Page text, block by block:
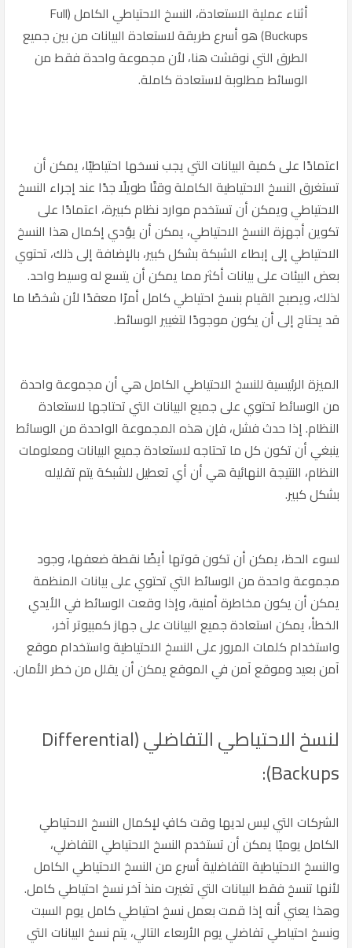
أثناء عملية الاستعادة، النسخ الاحتياطي الكامل (Full
Buckups) هو أسرع طريقة لاستعادة البيانات من بين جميع
الطرق التي نوقشت هنا، لأن مجموعة واحدة فقط من
الوسائط مطلوبة لاستعادة كاملة.
اعتمادًا على كمية البيانات التي يجب نسخها احتياطيًا، يمكن أن
تستغرق النسخ الاحتياطية الكاملة وقتًا طويلًا جدًا عند إجراء النسخ
الاحتياطي ويمكن أن تستخدم موارد نظام كبيرة، اعتمادًا على
تكوين أجهزة النسخ الاحتياطي، يمكن أن يؤدي إكمال هذا النسخ
الاحتياطي إلى إبطاء الشبكة بشكل كبير، بالإضافة إلى ذلك، تحتوي
بعض البيئات على بيانات أكثر مما يمكن أن يتسع له وسيط واحد.
لذلك، ويصبح القيام بنسخ احتياطي كامل أمرًا معقدًا لأن شخصًا ما
قد يحتاج إلى أن يكون موجودًا لتغيير الوسائط.
الميزة الرئيسية للنسخ الاحتياطي الكامل هي أن مجموعة واحدة
من الوسائط تحتوي على جميع البيانات التي تحتاجها لاستعادة
النظام. إذا حدث فشل، فإن هذه المجموعة الواحدة من الوسائط
ينبغي أن تكون كل ما تحتاجه لاستعادة جميع البيانات ومعلومات
النظام، النتيجة النهائية هي أن أي تعطيل للشبكة يتم تقليله
بشكل كبير.
لسوء الحظ، يمكن أن تكون قوتها أيضًا نقطة ضعفها، وجود
مجموعة واحدة من الوسائط التي تحتوي على بيانات المنظمة
يمكن أن يكون مخاطرة أمنية، وإذا وقعت الوسائط في الأيدي
الخطأ، يمكن استعادة جميع البيانات على جهاز كمبيوتر آخر،
واستخدام كلمات المرور على النسخ الاحتياطية واستخدام موقع
آمن بعيد وموقع آمن في الموقع يمكن أن يقلل من خطر الأمان.
لنسخ الاحتياطي التفاضلي (Differential
Backups):
الشركات التي ليس لديها وقت كافٍ لإكمال النسخ الاحتياطي
الكامل يوميًا يمكن أن تستخدم النسخ الاحتياطي التفاضلي،
والنسخ الاحتياطية التفاضلية أسرع من النسخ الاحتياطي الكامل
لأنها تنسخ فقط البيانات التي تغيرت منذ آخر نسخ احتياطي كامل.
وهذا يعني أنه إذا قمت بعمل نسخ احتياطي كامل يوم السبت
ونسخ احتياطي تفاضلي يوم الأربعاء التالي، يتم نسخ البيانات التي